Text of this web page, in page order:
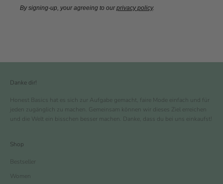
By signing-up, your agreeing to ourprivacy policy.
Danke dir!
Honest Basics hat es sich zur Aufgabe gemacht, faire Mode einfach und für
jeden zugänglich zu machen. Gemeinsam können wir dieses Ziel erreichen
und die Welt ein bisschen besser machen. Danke, dass du bei uns einkaufst!
Shop
Bestseller
Women